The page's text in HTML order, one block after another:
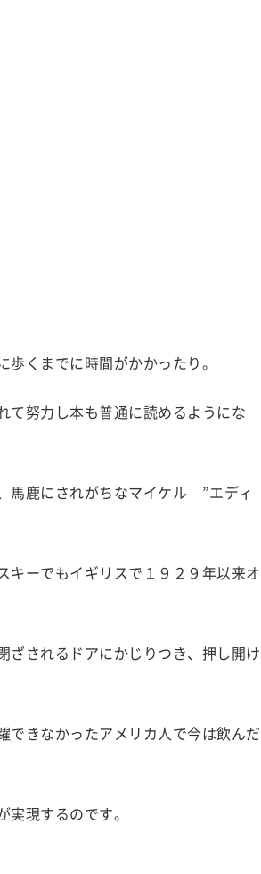
くまでに時間がかかったり。
て努力し本も普通に読めるようにな
馬鹿にされがちなマイケル ”エディ
キーでもイギリスで１９２９年以来オ
ざされるドアにかじりつき、押し開け
できなかったアメリカ人で今は飲んだ
現するのです。